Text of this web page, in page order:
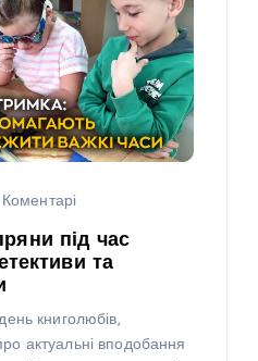
під час
та
книголюбів,
актуальні вподобання